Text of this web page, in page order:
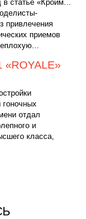
статье «Кроим...
привлечения
приемов
«ROYALE»
отдал
и
класса,